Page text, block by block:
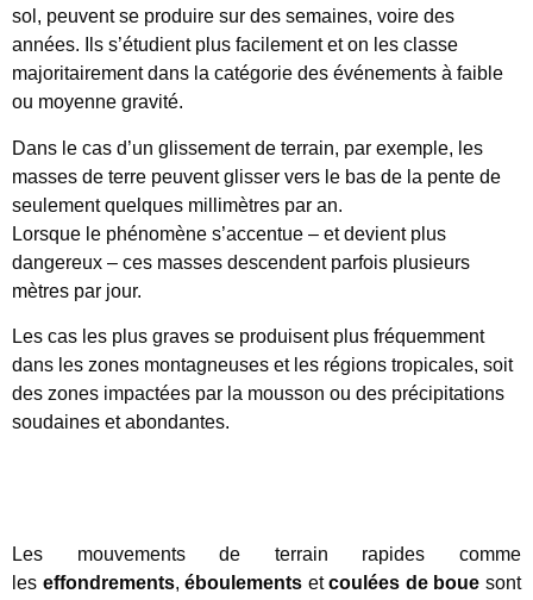
sol, peuvent se produire sur des semaines, voire des
années. Ils s’étudient plus facilement et on les classe
majoritairement dans la catégorie des événements à faible
ou moyenne gravité.
Dans le cas d’un glissement de terrain, par exemple, les
masses de terre peuvent glisser vers le bas de la pente de
seulement quelques millimètres par an.
Lorsque le phénomène s’accentue – et devient plus
dangereux – ces masses descendent parfois plusieurs
mètres par jour.
Les cas les plus graves se produisent plus fréquemment
dans les zones montagneuses et les régions tropicales, soit
des zones impactées par la mousson ou des précipitations
soudaines et abondantes.
Les mouvements de terrain rapides comme
les effondrements,éboulements etcoulées de bouesont